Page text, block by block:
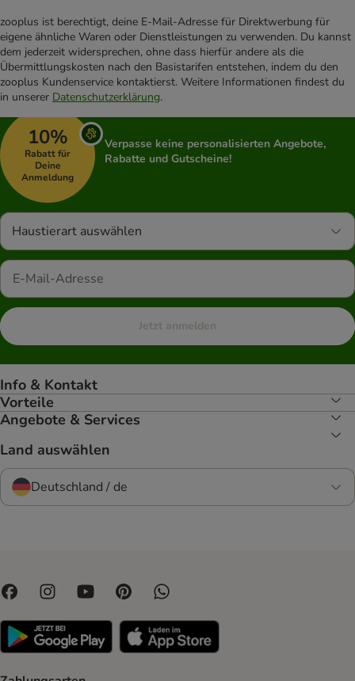
zooplus ist berechtigt, deine E-Mail-Adresse für Direktwerbung für
eigene ähnliche Waren oder Dienstleistungen zu verwenden. Du kannst
dem jederzeit widersprechen, ohne dass hierfür andere als die
Übermittlungskosten nach den Basistarifen entstehen, indem du den
zooplus Kundenservice kontaktierst. Weitere Informationen findest du
in unserer Datenschutzerklärung.
10%
Rabatt für
Deine
Anmeldung
Verpasse keine personalisierten Angebote,
Rabatte und Gutscheine!
Haustierart auswählen
Jetzt anmelden
Info & Kontakt
Vorteile
Angebote & Services
Land auswählen
Deutschland / de